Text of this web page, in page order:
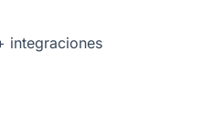
integraciones